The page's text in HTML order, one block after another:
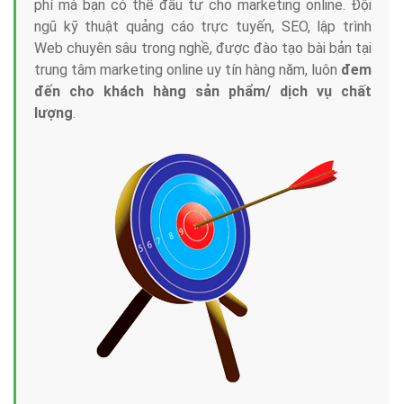
phí mà bạn có thể đầu tư cho marketing online. Đội
ngũ kỹ thuật quảng cáo trực tuyến, SEO, lập trình
Web chuyên sâu trong nghề, được đào tạo bài bản tại
trung tâm marketing online uy tín hàng năm, luôn đem
đến cho khách hàng sản phẩm/ dịch vụ chất
lượng.